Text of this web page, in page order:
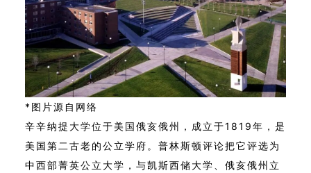
*图片源自网络
辛辛纳提大学位于美国俄亥俄州，成立于1819年，是
美国第二古老的公立学府。普林斯顿评论把它评选为
中西部菁英公立大学，与凯斯西储大学、俄亥俄州立